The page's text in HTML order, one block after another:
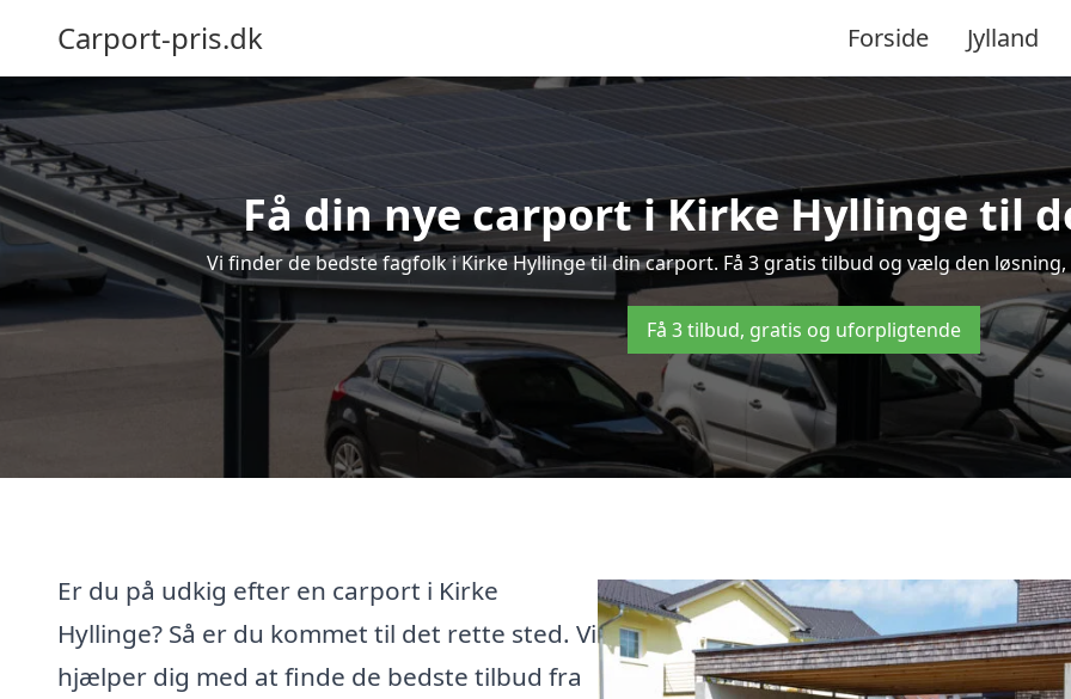
Carport-pris.dk Forside Jylland
Få din nye carport i Kirke Hyllinge til
Vi finder de bedste fagfolk i Kirke Hyllinge til din carport. Få 3 gratis tilbud og vælg den
Få 3 tilbud, gratis og uforpligtende
Er du på udkig efter en carport i Kirke
Hyllinge? Så er du kommet til det rette sted. Vi
hjælper dig med at finde de bedste tilbud fra